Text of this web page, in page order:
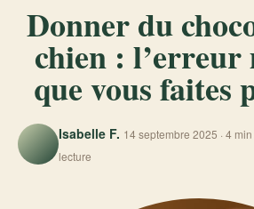
Donner du
chien :
que vous faites
Isabelle F. 14 septembre 2025 · 4
lecture